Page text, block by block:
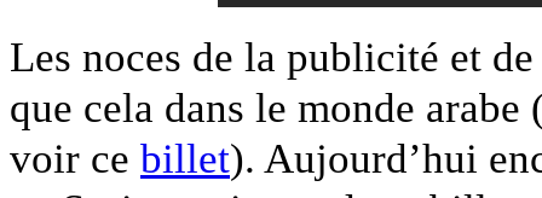
Les noces de la publicité et
que cela dans le monde
voir ce billet). Aujourd’hui